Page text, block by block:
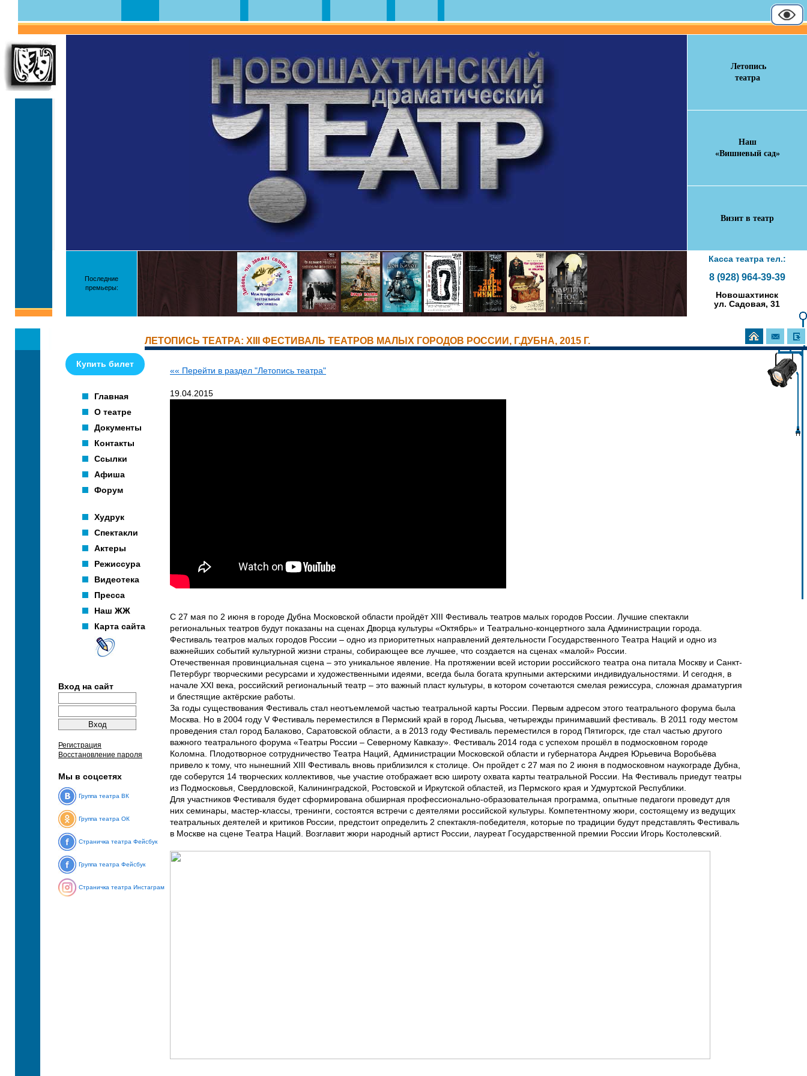
Летопись
театра
Наш
«Вишневый сад»
Визит в театр
Последние
премьеры:
Касса театра тел.:
8 (928) 964-39-39
Новошахтинск
ул. Садовая, 31
ЛЕТОПИСЬ ТЕАТРА: XIII ФЕСТИВАЛЬ ТЕАТРОВ МАЛЫХ ГОРОДОВ РОССИИ, Г.ДУБНА, 2015 Г.
Купить билет
Главная
О театре
Документы
Контакты
Ссылки
Афиша
Форум
Худрук
Спектакли
Актеры
Режиссура
Видеотека
Пресса
Наш ЖЖ
Карта сайта
Вход на сайт
Регистрация
Восстановление пароля
Мы в соцсетях
Группа театра ВК
Группа театра ОК
Страничка театра Фейсбук
Группа театра Фейсбук
Страничка театра Инстаграм
«« Перейти в раздел "Летопись театра"
19.04.2015
С 27 мая по 2 июня в городе Дубна Московской области пройдёт XIII Фестиваль театров малых городов России. Лучшие спектакли
региональных театров будут показаны на сценах Дворца культуры «Октябрь» и Театрально-концертного зала Администрации города.
Фестиваль театров малых городов России – одно из приоритетных направлений деятельности Государственного Театра Наций и одно из
важнейших событий культурной жизни страны, собирающее все лучшее, что создается на сценах «малой» России.
Отечественная провинциальная сцена – это уникальное явление. На протяжении всей истории российского театра она питала Москву и Санкт-
Петербург творческими ресурсами и художественными идеями, всегда была богата крупными актерскими индивидуальностями. И сегодня, в
начале XXI века, российский региональный театр – это важный пласт культуры, в котором сочетаются смелая режиссура, сложная драматургия
и блестящие актёрские работы.
За годы существования Фестиваль стал неотъемлемой частью театральной карты России. Первым адресом этого театрального форума была
Москва. Но в 2004 году V Фестиваль переместился в Пермский край в город Лысьва, четырежды принимавший фестиваль. В 2011 году местом
проведения стал город Балаково, Саратовской области, а в 2013 году Фестиваль переместился в город Пятигорск, где стал частью другого
важного театрального форума «Театры России – Северному Кавказу». Фестиваль 2014 года с успехом прошёл в подмосковном городе
Коломна. Плодотворное сотрудничество Театра Наций, Администрации Московской области и губернатора Андрея Юрьевича Воробьёва
привело к тому, что нынешний XIII Фестиваль вновь приблизился к столице. Он пройдет с 27 мая по 2 июня в подмосковном наукограде Дубна,
где соберутся 14 творческих коллективов, чье участие отображает всю широту охвата карты театральной России. На Фестиваль приедут театры
из Подмосковья, Свердловской, Калининградской, Ростовской и Иркутской областей, из Пермского края и Удмуртской Республики.
Для участников Фестиваля будет сформирована обширная профессионально-образовательная программа, опытные педагоги проведут для
них семинары, мастер-классы, тренинги, состоятся встречи с деятелями российской культуры. Компетентному жюри, состоящему из ведущих
театральных деятелей и критиков России, предстоит определить 2 спектакля-победителя, которые по традиции будут представлять Фестиваль
в Москве на сцене Театра Наций. Возглавит жюри народный артист России, лауреат Государственной премии России Игорь Костолевский.